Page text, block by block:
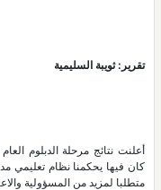
تقرير: ثويبة السليمية
أعلنت نتائج مرحلة الدبلوم
كان فيها يحكمنا نظام تعليمي
متطلبا لمزيد من المسؤولية